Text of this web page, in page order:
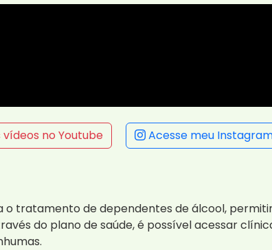
vídeos no Youtube Acesse meu
o tratamento de dependentes de álcool,
do plano de saúde, é possível acessar